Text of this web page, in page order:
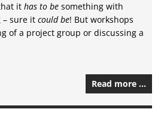
it has to be something with
– sure it could be! But workshops
of a project group or discussing a
Read more …